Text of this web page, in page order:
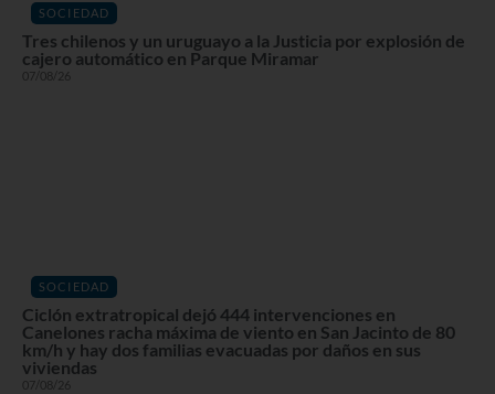
SOCIEDAD
Tres chilenos y un uruguayo a la Justicia por explosión de
cajero automático en Parque Miramar
07/08/26
SOCIEDAD
Ciclón extratropical dejó 444 intervenciones en
Canelones racha máxima de viento en San Jacinto de 80
km/h y hay dos familias evacuadas por daños en sus
viviendas
07/08/26